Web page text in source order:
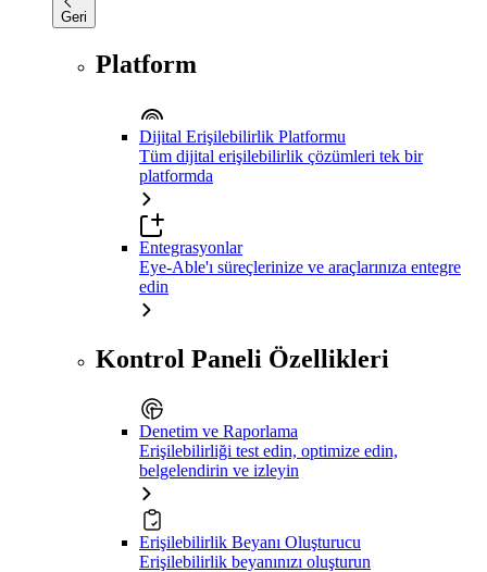
Geri
Platform
Dijital Erişilebilirlik Platformu
Tüm dijital erişilebilirlik çözümleri tek bir
platformda
Entegrasyonlar
Eye-Able'ı süreçlerinize ve araçlarınıza entegre
edin
Kontrol Paneli Özellikleri
Denetim ve Raporlama
Erişilebilirliği test edin, optimize edin,
belgelendirin ve izleyin
Erişilebilirlik Beyanı Oluşturucu
Erişilebilirlik beyanınızı oluşturun